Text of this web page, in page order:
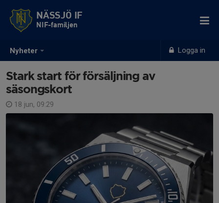
Nyheter Logga in
NÄSSJÖ IF
NIF-familjen
Stark start för försäljning av
säsongskort
18 jun, 09:29